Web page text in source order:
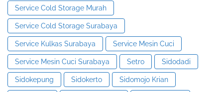
Service Cold Storage Murah
Service Cold Storage Surabaya
Service Kulkas Surabaya Service Mesin Cuci
Service Mesin Cuci Surabaya Setro Sidodadi
Sidokepung Sidokerto Sidomojo Krian